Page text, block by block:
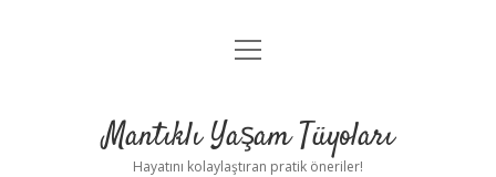
Anasayfa
Yasal Uyarı
menüyü
Mantıklı Yaşam Tüyoları
Hayatını kolaylaştıran pratik öneriler!